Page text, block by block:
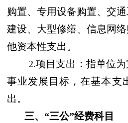
购置、专用设备购置、交
建设、大型修缮、信息网
他资本性支出。
2.项目支出：指单位
事业发展目标，在基本支
出。
三、“三公”经费科目